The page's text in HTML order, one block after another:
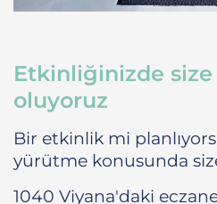
Etkinliğinizde
oluyoruz
Bir etkinlik mi
yürütme konusunda
1040 Viyana'daki